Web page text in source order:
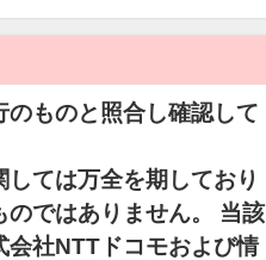
ものと照合し確認して
ては万全を期しており
のではありません。 当該
会社NTTドコモおよび情